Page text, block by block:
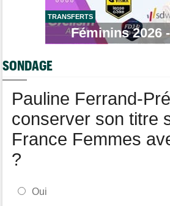
Demi Vollering : "Marlen Reusser n’est
Route
Isaac Del Toro prolonge avec la formation
XRG
Tour de Pologne
TRANSFERTS
Féminins 2026
SONDAGE
Pauline Ferrand-
conserver son titre
France Femmes
?
Oui